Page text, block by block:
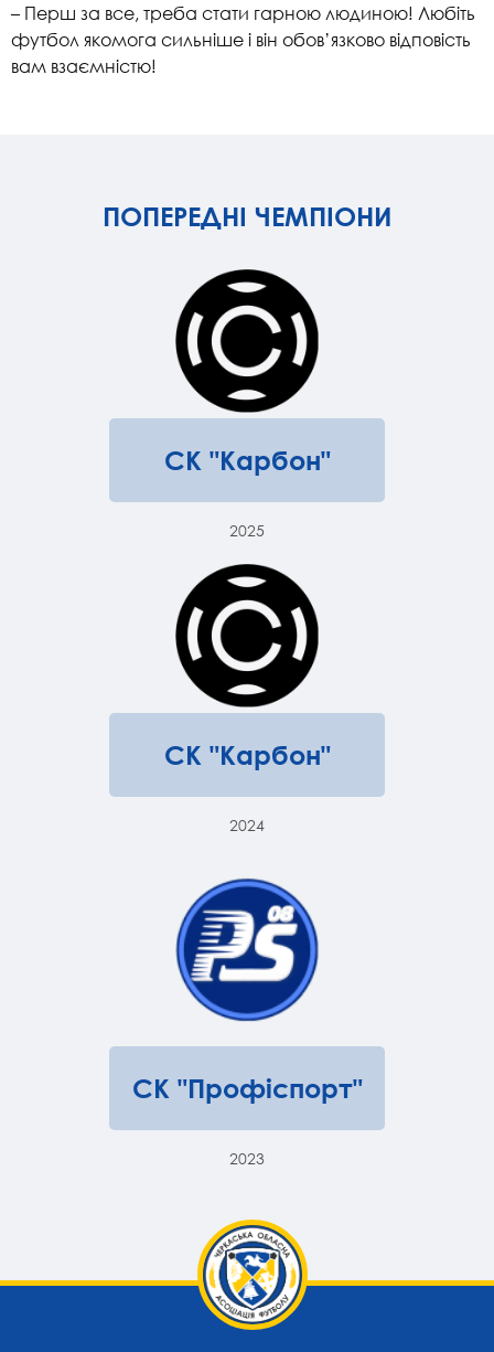
– Перш за все, треба стати гарною людиною! Любіть
футбол якомога сильніше і він обов’язково відповість
вам взаємністю!
ПОПЕРЕДНІ ЧЕМПІОНИ
СК "Карбон"
2025
СК "Карбон"
2024
СК "Профіспорт"
2023